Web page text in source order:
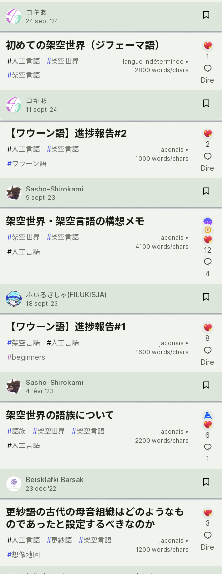
コキあ
24 sept '24
初めての架空世界（ジフェーマ語）
#人工言語 #架空世界
#架空言語
langue indéterminée •
2800 words/chars
1
Dire
コキあ
11 sept '24
【ワウーン語】進捗報告#2
#人工言語 #架空言語
#ワウーン語
japonais •
1000 words/chars
2
Dire
Sasho-Shirokami
9 sept '23
架空世界・架空言語の構想メモ
#架空世界 #架空言語
#人工言語
japonais •
4100 words/chars
12
4
ふぃるきしゃ(FILUKISJA)
18 sept '23
【ワウーン語】進捗報告#1
#架空言語 #人工言語
#beginners
japonais •
1600 words/chars
8
Dire
Sasho-Shirokami
4 févr '23
架空世界の語族について
#語族 #架空世界 #架空言語
#人工言語
japonais •
2200 words/chars
6
1
Beisklafki Barsak
23 déc '22
更紗語の古代の母音組織はどのようなも
のであったと設定するべきなのか
#人工言語 #更紗語 #架空言語
#想像地図
japonais •
1200 words/chars
3
Dire